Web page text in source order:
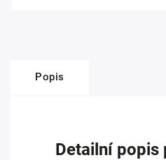
Popis
Detailní popis